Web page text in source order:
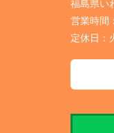
福島県い
営業時間：
定休日：